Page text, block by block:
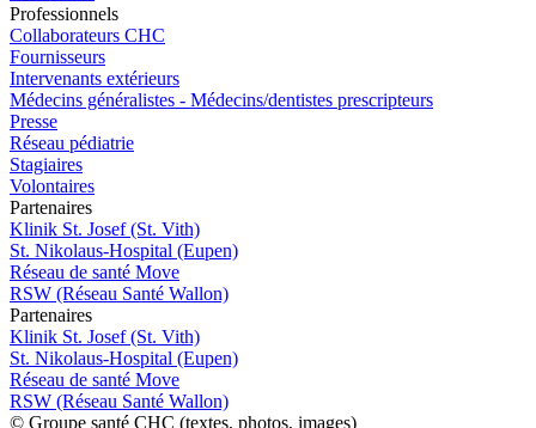
Professionnels
Collaborateurs CHC
Fournisseurs
Intervenants extérieurs
Médecins généralistes - Médecins/dentistes prescripteurs
Presse
Réseau pédiatrie
Stagiaires
Volontaires
Partenaires
Klinik St. Josef (St. Vith)
St. Nikolaus-Hospital (Eupen)
Réseau de santé Move
RSW (Réseau Santé Wallon)
Partenaires
Klinik St. Josef (St. Vith)
St. Nikolaus-Hospital (Eupen)
Réseau de santé Move
RSW (Réseau Santé Wallon)
© Groupe santé CHC (textes, photos, images)